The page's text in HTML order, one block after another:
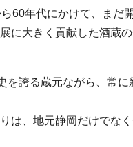
60年代にかけて、まだ
に大きく貢献した酒蔵
を誇る蔵元ながら、常に
は、地元静岡だけでな